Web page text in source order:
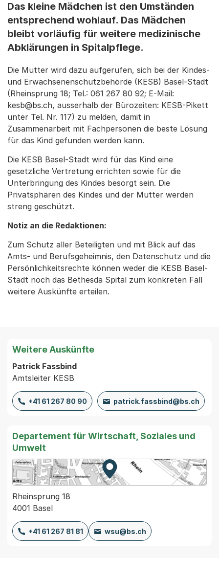
Das kleine Mädchen ist den Umständen
entsprechend wohlauf. Das Mädchen
bleibt vorläufig für weitere medizinische
Abklärungen in Spitalpflege.
Die Mutter wird dazu aufgerufen, sich bei der Kindes-
und Erwachsenenschutzbehörde (KESB) Basel-Stadt
(Rheinsprung 18; Tel.: 061 267 80 92; E-Mail:
kesb@bs.ch, ausserhalb der Bürozeiten: KESB-Pikett
unter Tel. Nr. 117) zu melden, damit in
Zusammenarbeit mit Fachpersonen die beste Lösung
für das Kind gefunden werden kann.
Die KESB Basel-Stadt wird für das Kind eine
gesetzliche Vertretung errichten sowie für die
Unterbringung des Kindes besorgt sein. Die
Privatsphären des Kindes und der Mutter werden
streng geschützt.
Notiz an die Redaktionen:
Zum Schutz aller Beteiligten und mit Blick auf das
Amts- und Berufsgeheimnis, den Datenschutz und die
Persönlichkeitsrechte können weder die KESB Basel-
Stadt noch das Bethesda Spital zum konkreten Fall
weitere Auskünfte erteilen.
Weitere Auskünfte
Patrick Fassbind
Amtsleiter KESB
+41 61 267 80 90 patrick.fassbind@bs.ch
Departement für Wirtschaft, Soziales und
Umwelt
Zur Karte von MapBS.
Externer Link, wird in einem
Rheinsprung 18
4001 Basel
+41 61 267 81 81 wsu@bs.ch